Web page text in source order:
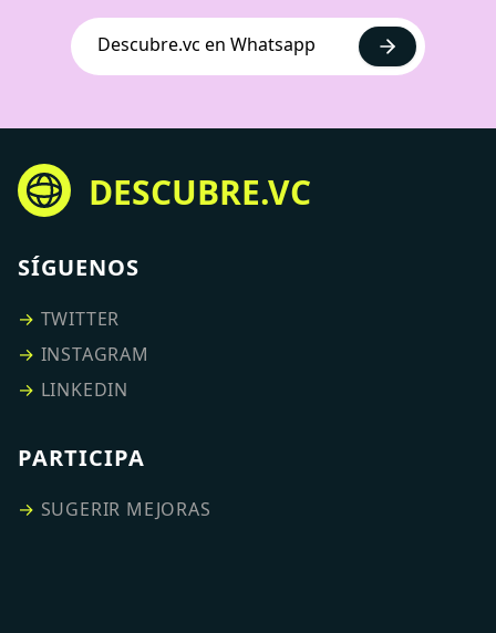
Descubre.vc en Whatsapp
DESCUBRE.VC
SÍGUENOS
→ TWITTER
→ INSTAGRAM
→ LINKEDIN
PARTICIPA
→ SUGERIR MEJORAS